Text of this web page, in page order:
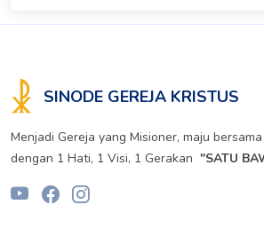
SINODE GEREJA KRISTUS
Menjadi Gereja yang Misioner, maju
dengan 1 Hati, 1 Visi, 1 Gerakan "SATU